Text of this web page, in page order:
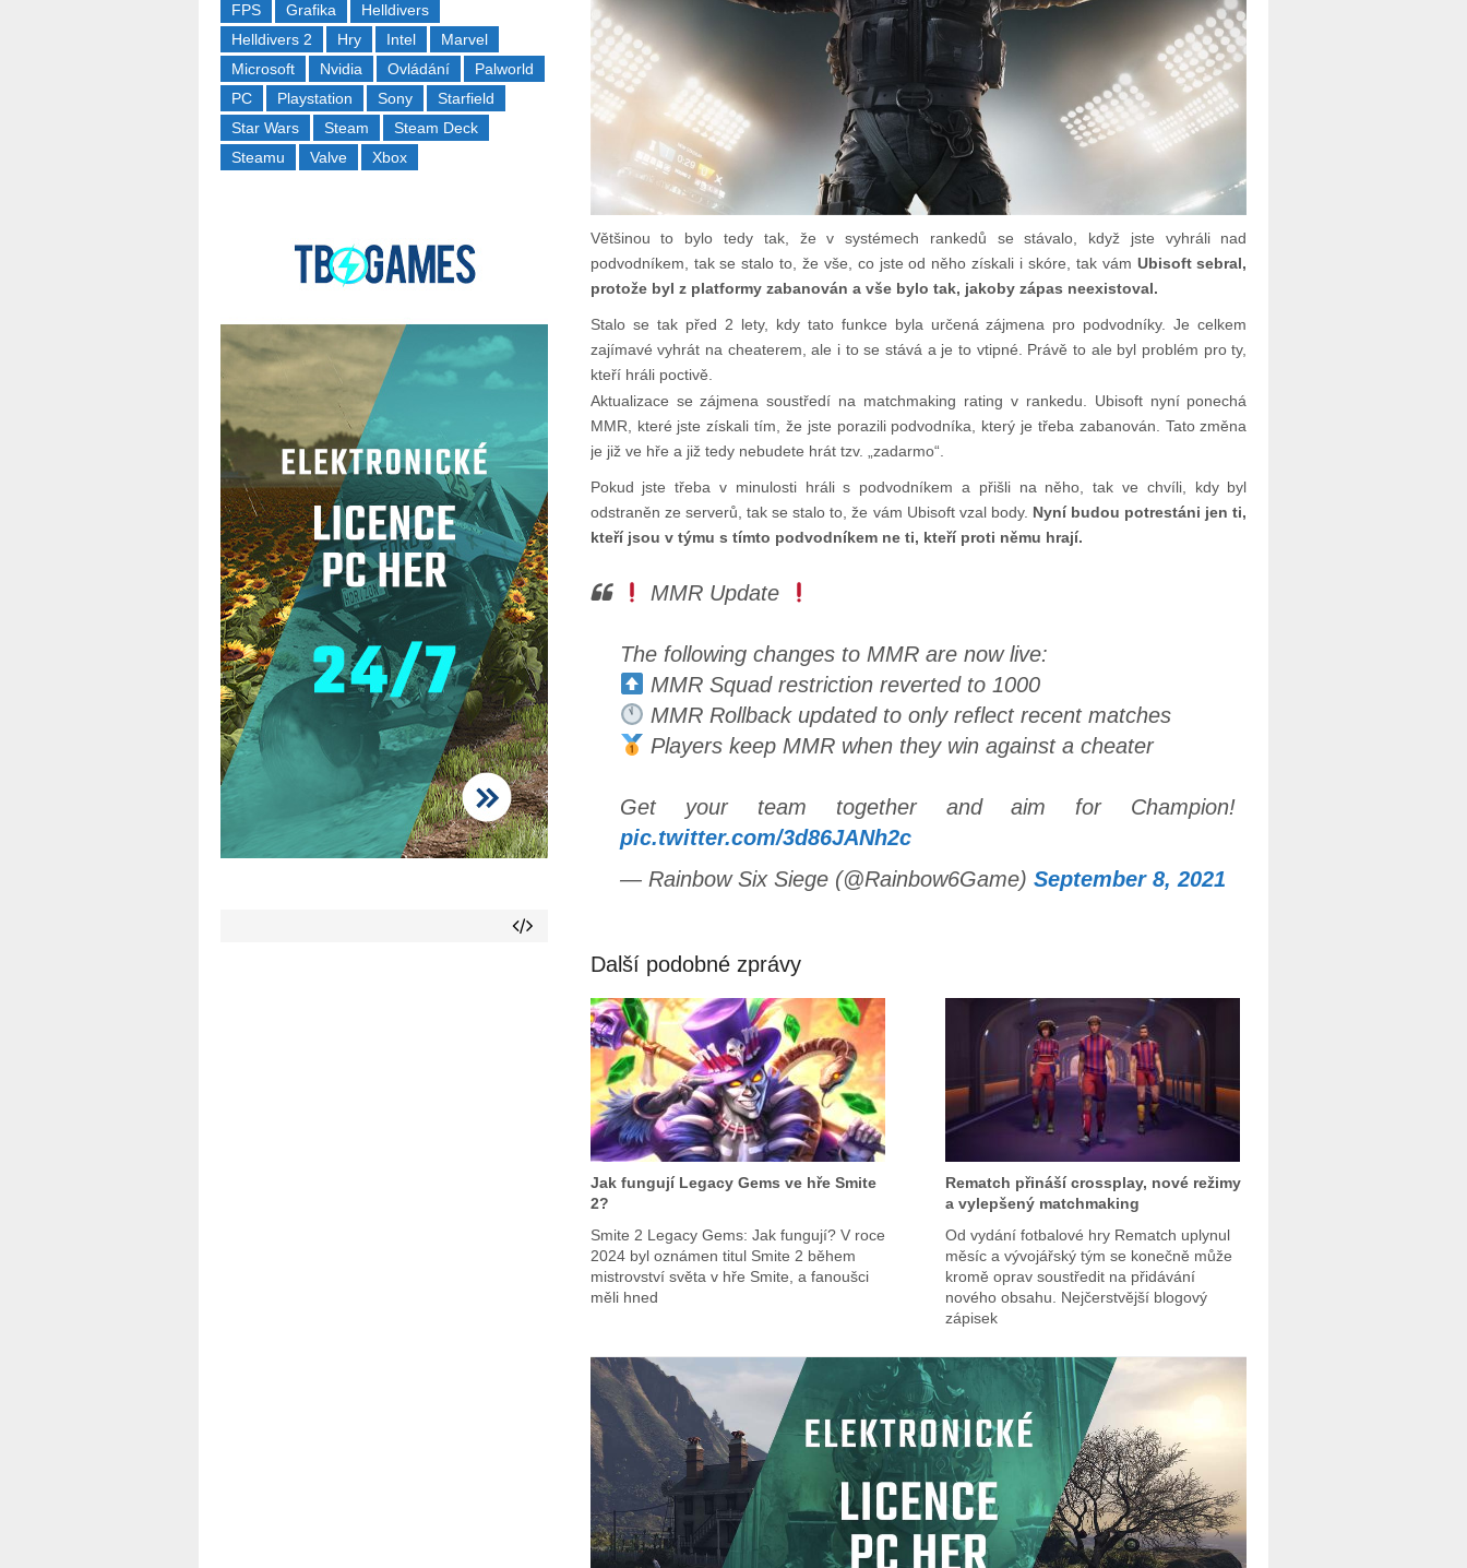
Většinou to bylo tedy tak, že v systémech rankedů se stávalo, když jste vyhráli nad
podvodníkem, tak se stalo to, že vše, co jste od něho získali i skóre, tak vám Ubisoft sebral,
protože byl z platformy zabanován a vše bylo tak, jakoby zápas neexistoval.
Stalo se tak před 2 lety, kdy tato funkce byla určená zájmena pro podvodníky. Je celkem
zajímavé vyhrát na cheaterem, ale i to se stává a je to vtipné. Právě to ale byl problém pro ty,
kteří hráli poctivě.
Aktualizace se zájmena soustředí na matchmaking rating v rankedu. Ubisoft nyní ponechá
MMR, které jste získali tím, že jste porazili podvodníka, který je třeba zabanován. Tato změna
je již ve hře a již tedy nebudete hrát tzv. „zadarmo“.
Pokud jste třeba v minulosti hráli s podvodníkem a přišli na něho, tak ve chvíli, kdy byl
odstraněn ze serverů, tak se stalo to, že vám Ubisoft vzal body. Nyní budou potrestáni jen ti,
kteří jsou v týmu s tímto podvodníkem ne ti, kteří proti němu hrají.
MMR Update
The following changes to MMR are now live:
MMR Squad restriction reverted to 1000
MMR Rollback updated to only reflect recent matches
Players keep MMR when they win against a cheater
Get your team together and aim for Champion!
pic.twitter.com/3d86JANh2c
— Rainbow Six Siege (@Rainbow6Game) September 8, 2021
Další podobné zprávy
Jak fungují Legacy Gems ve hře Smite
2?
Smite 2 Legacy Gems: Jak fungují? V roce
2024 byl oznámen titul Smite 2 během
mistrovství světa v hře Smite, a fanoušci
měli hned
Rematch přináší crossplay, nové režimy
a vylepšený matchmaking
Od vydání fotbalové hry Rematch uplynul
měsíc a vývojářský tým se konečně může
kromě oprav soustředit na přidávání
nového obsahu. Nejčerstvější blogový
zápisek
FPS
Grafika
Helldivers
Helldivers 2
Hry Intel
Marvel
Microsoft
Nvidia Ovládání
Palworld
PC
Playstation Sony
Starfield
Star Wars
Steam
Steam Deck
Steamu
Valve Xbox